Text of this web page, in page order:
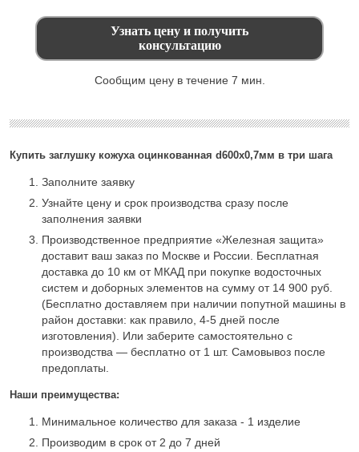
Купить заглушку кожуха оцинкованная d600х0,7мм в три шага
Заполните заявку
Узнайте цену и срок производства сразу после
заполнения заявки
Производственное предприятие «Железная защита»
доставит ваш заказ по Москве и России. Бесплатная
доставка до 10 км от МКАД при покупке водосточных
систем и доборных элементов на сумму от 14 900 руб.
(Бесплатно доставляем при наличии попутной машины в
район доставки: как правило, 4-5 дней после
изготовления). Или заберите самостоятельно с
производства — бесплатно от 1 шт. Самовывоз после
предоплаты.
Наши преимущества:
Минимальное количество для заказа - 1 изделие
Производим в срок от 2 до 7 дней
Сообщим цену в течение 7 мин.